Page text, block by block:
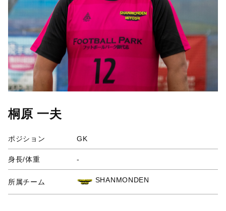
桐原 一夫
ポジション GK
身長/体重 -
所属チーム SHANMONDEN